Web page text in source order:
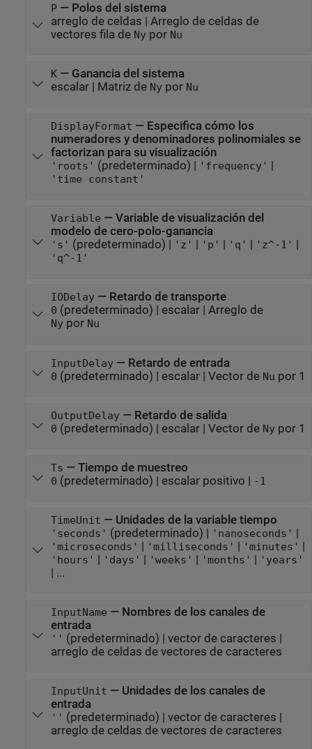
P— Polos del sistema
arreglo de celdas | Arreglo de celdas de
vectores fila de Nypor Nu
K— Ganancia del sistema
escalar| Matriz de Nypor Nu
DisplayFormat — Especifica cómo los
numeradores y denominadores polinomiales se
factorizan para su visualización
'roots' (predeterminado) | 'frequency' |
'time constant'
Variable — Variable de visualización del
modelo de cero-polo-ganancia
's' (predeterminado) | 'z' 'p' 'q' 'z^-1'
'q^-1'
IODelay— Retardo de transporte
0 (predeterminado) | escalar| Arreglo de
Nypor Nu
InputDelay— Retardo de entrada
0 (predeterminado) | escalar| Vector de Nu por 1
OutputDelay— Retardo de salida
0 (predeterminado) | escalar| Vector de Nypor 1
Ts — Tiempo de muestreo
0 (predeterminado) | escalar positivo | -1
TimeUnit — Unidades de la variable tiempo
'seconds' (predeterminado) | 'nanoseconds' |
'microseconds' | 'milliseconds' | 'minutes' |
'hours' | 'days' | 'weeks' | 'months' | 'years'
| ...
InputName — Nombres de los canales de
entrada
'' (predeterminado) | vector de caracteres |
arreglo de celdas de vectores de caracteres
InputUnit — Unidades de los canales de
entrada
'' (predeterminado) | vector de caracteres |
arreglo de celdas de vectores de caracteres